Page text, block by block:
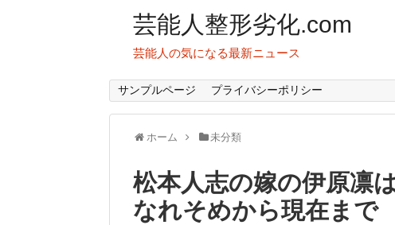
芸能人整形劣化.com
芸能人の気になる最新ニュース
サンプルページ プライバシーポリシー
ホーム 未分類
松本人志の嫁の伊原凛
なれそめから現在まで